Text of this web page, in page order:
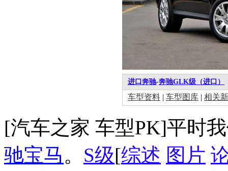
进口奔驰-奔驰GLK级（进口）
车型资料 | 车型图库 | 相关
[汽车之家 车型PK]平时
驰宝马 。 S级[综述 图片